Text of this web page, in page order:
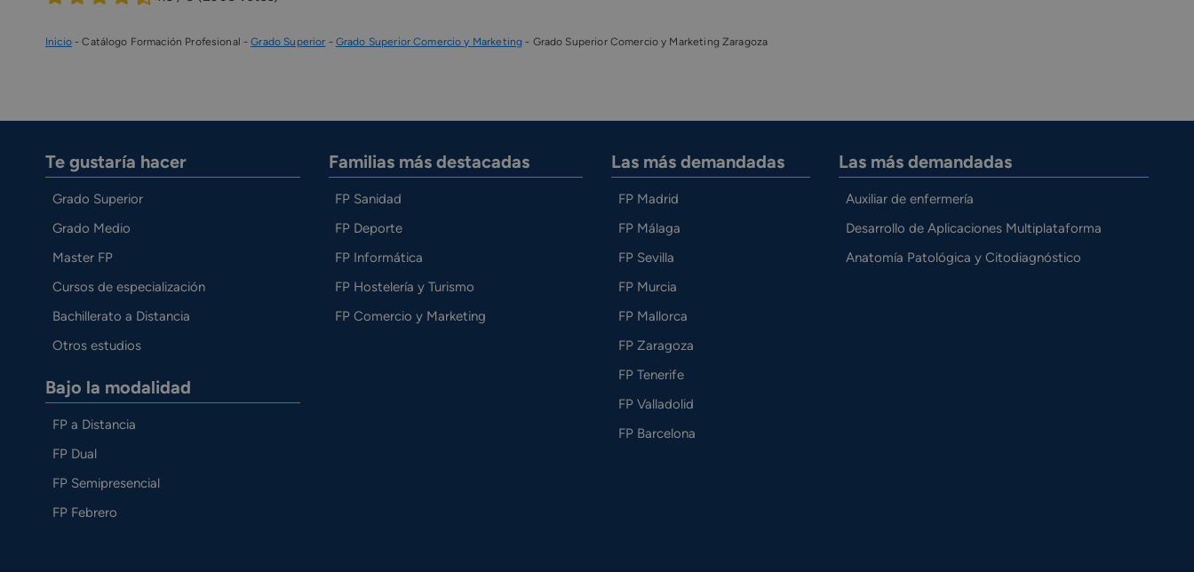
Inicio-Catálogo Formación Profesional -Grado Superior - Grado Superior Comercio y Marketing - Grado Superior Comercio y Marketing Zaragoza
Te gustaría hacer
Grado Superior
Grado Medio
Master FP
Cursos de especialización
Bachillerato a Distancia
Otros estudios
Bajo la modalidad
FP a Distancia
FP Dual
FP Semipresencial
FP Febrero
Familias más destacadas
FP Sanidad
FP Deporte
FP Informática
FP Hostelería y Turismo
FP Comercio y Marketing
Las más demandadas
FP Madrid
FP Málaga
FP Sevilla
FP Murcia
FP Mallorca
FP Zaragoza
FP Tenerife
FP Valladolid
FP Barcelona
Las más demandadas
Auxiliar de enfermería
Desarrollo de Aplicaciones Multiplataforma
Anatomía Patológica y Citodiagnóstico